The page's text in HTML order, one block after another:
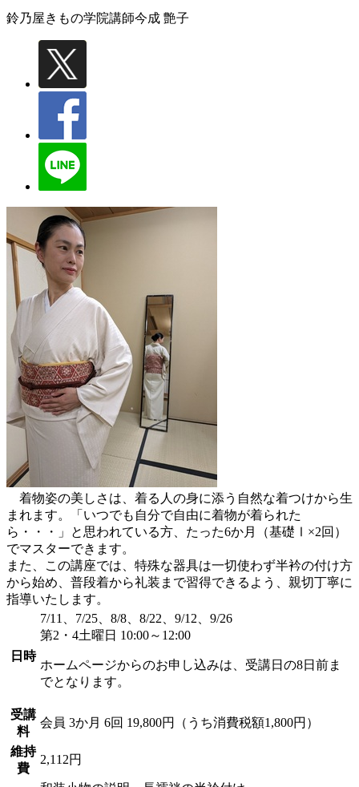
鈴乃屋きもの学院講師今成 艶子
着物姿の美しさは、着る人の身に添う自然な着つけから生
まれます。「いつでも自分で自由に着物が着られた
ら・・・」と思われている方、たった6か月（基礎Ⅰ×2回）
でマスターできます。
また、この講座では、特殊な器具は一切使わず半衿の付け方
から始め、普段着から礼装まで習得できるよう、親切丁寧に
指導いたします。
日時
7/11、7/25、8/8、8/22、9/12、9/26
第2・4土曜日 10:00～12:00
ホームページからのお申し込みは、受講日の8日前ま
でとなります。
受講
料
会員 3か月 6回 19,800円（うち消費税額1,800円）
維持
費
2,112円